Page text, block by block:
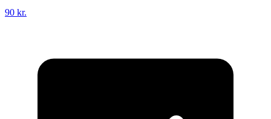
90 kr.